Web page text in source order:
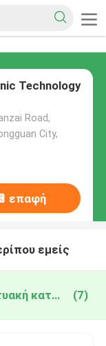
Technology
Road,
City,
επαφή
εμείς
stable pptc thermistor διαδικτυακή κατασκευή (7)